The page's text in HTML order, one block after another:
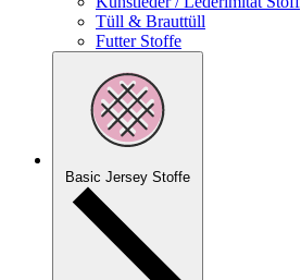
Tüll & Brauttüll
Futter Stoffe
Basic Jersey Stoffe